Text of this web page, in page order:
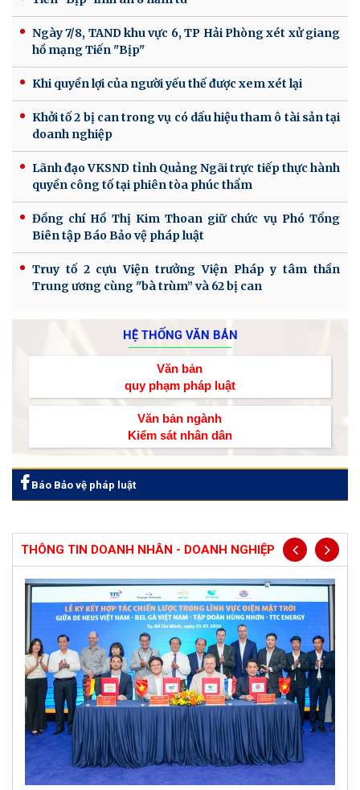
Ngày 7/8, TAND khu vực 6, TP Hải Phòng xét xử giang
hồ mạng Tiến "Bịp"
Khi quyền lợi của người yếu thế được xem xét lại
Khởi tố 2 bị can trong vụ có dấu hiệu tham ô tài sản tại
doanh nghiệp
Lãnh đạo VKSND tỉnh Quảng Ngãi trực tiếp thực hành
quyền công tố tại phiên tòa phúc thẩm
Đồng chí Hồ Thị Kim Thoan giữ chức vụ Phó Tổng
Biên tập Báo Bảo vệ pháp luật
Truy tố 2 cựu Viện trưởng Viện Pháp y tâm thần
Trung ương cùng "bà trùm” và 62 bị can
HỆ THỐNG VĂN BẢN
Văn bản
quy phạm pháp luật
Văn bản ngành
Kiểm sát nhân dân
Báo Bảo vệ pháp luật
THÔNG TIN DOANH NHÂN - DOANH NGHIỆP